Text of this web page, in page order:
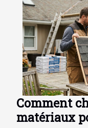
Comment
matériaux